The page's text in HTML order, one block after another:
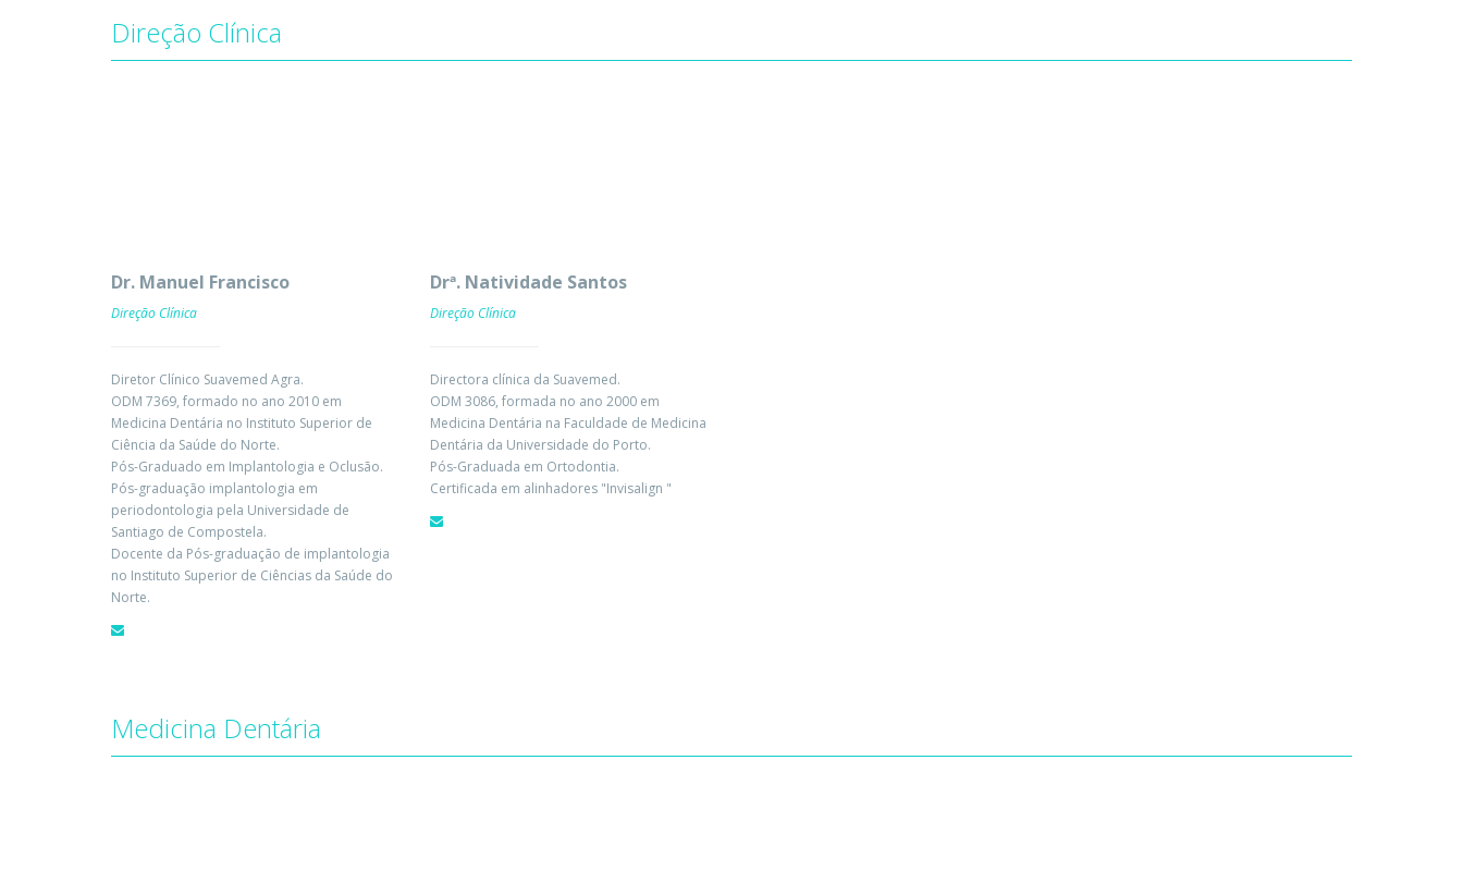
Direção Clínica
Dr. Manuel Francisco
Direção Clínica
Diretor Clínico Suavemed Agra.
ODM 7369, formado no ano 2010 em
Medicina Dentária no Instituto Superior de
Ciência da Saúde do Norte.
Pós-Graduado em Implantologia e Oclusão.
Pós-graduação implantologia em
periodontologia pela Universidade de
Santiago de Compostela.
Docente da Pós-graduação de implantologia
no Instituto Superior de Ciências da Saúde do
Norte.
Drª. Natividade Santos
Direção Clínica
Directora clínica da Suavemed.
ODM 3086, formada no ano 2000 em
Medicina Dentária na Faculdade de Medicina
Dentária da Universidade do Porto.
Pós-Graduada em Ortodontia.
Certificada em alinhadores "Invisalign "
Medicina Dentária